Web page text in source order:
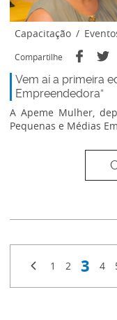
Capacitação /
Compartilhe
Vem aí a primeira
Empreendedora”
A Apeme Mulher,
Pequenas e Médias
1 2 3 4